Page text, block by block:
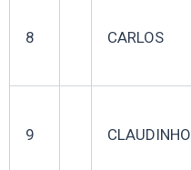
8 CARLOS
9 CLAUDINHO